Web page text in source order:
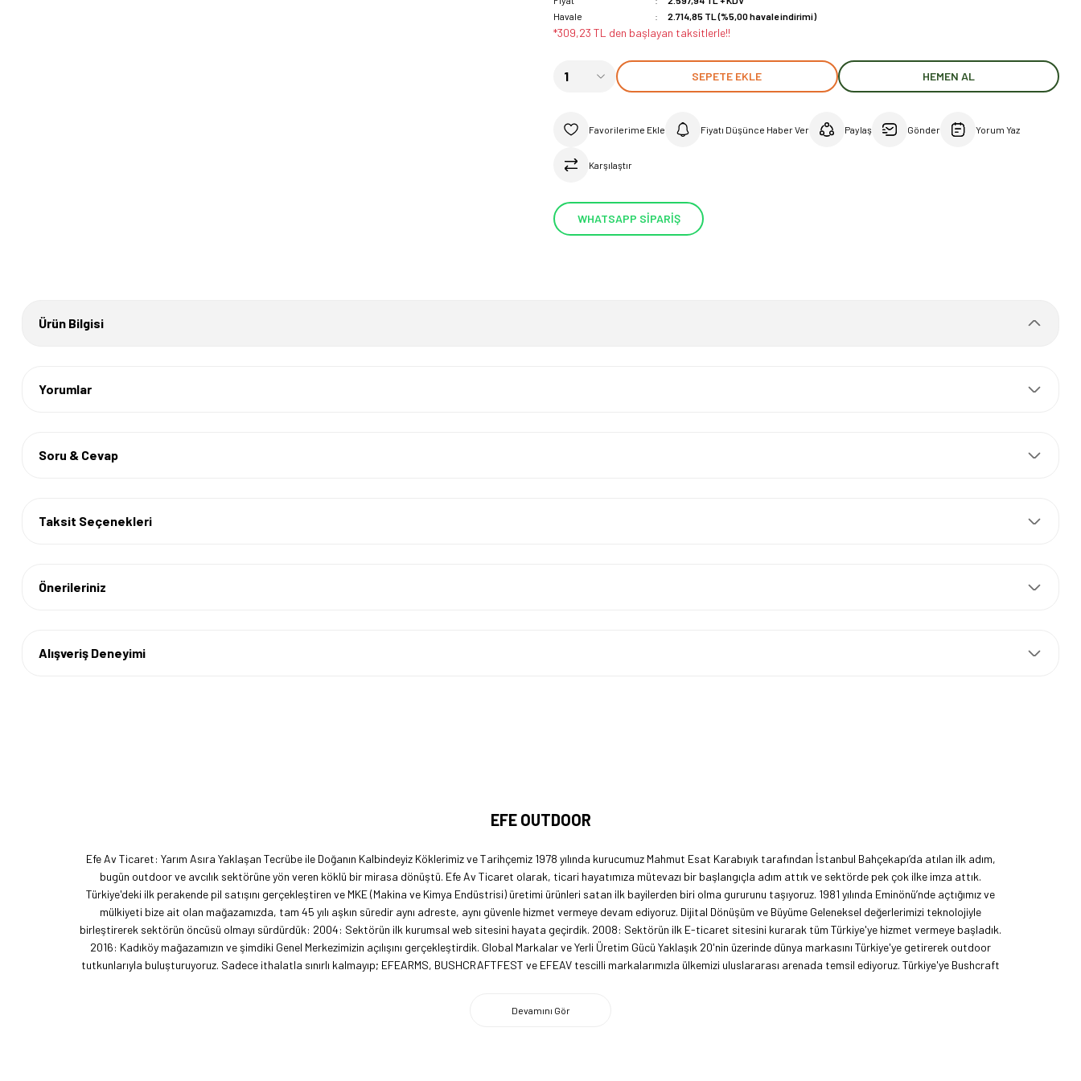
Havale
2.714,85 TL (%5,00 havale indirimi)
*309,23 TL den başlayan taksitlerle!!
SEPETE EKLE HEMEN AL
Fiyatı Düşünce Haber Ver Paylaş Gönder Yorum Yaz
Karşılaştır
WHATSAPP SİPARİŞ
Ürün Bilgisi
Yorumlar
Soru & Cevap
Taksit Seçenekleri
Önerileriniz
Alışveriş Deneyimi
EFE OUTDOOR
Efe Av Ticaret: Yarım Asıra Yaklaşan Tecrübe ile Doğanın Kalbindeyiz Köklerimiz ve Tarihçemiz 1978 yılında kurucumuz Mahmut Esat Karabıyık tarafından İstanbul Bahçekapı’da atılan ilk adım,
bugün outdoor ve avcılık sektörüne yön veren köklü bir mirasa dönüştü. Efe Av Ticaret olarak, ticari hayatımıza mütevazı bir başlangıçla adım attık ve sektörde pek çok ilke imza attık.
Türkiye'deki ilk perakende pil satışını gerçekleştiren ve MKE (Makina ve Kimya Endüstrisi) üretimi ürünleri satan ilk bayilerden biri olma gururunu taşıyoruz. 1981 yılında Eminönü’nde açtığımız ve
mülkiyeti bize ait olan mağazamızda, tam 45 yılı aşkın süredir aynı adreste, aynı güvenle hizmet vermeye devam ediyoruz. Dijital Dönüşüm ve Büyüme Geleneksel değerlerimizi teknolojiyle
birleştirerek sektörün öncüsü olmayı sürdürdük: 2004: Sektörün ilk kurumsal web sitesini hayata geçirdik. 2008: Sektörün ilk E-ticaret sitesini kurarak tüm Türkiye'ye hizmet vermeye başladık.
2016: Kadıköy mağazamızın ve şimdiki Genel Merkezimizin açılışını gerçekleştirdik. Global Markalar ve Yerli Üretim Gücü Yaklaşık 20'nin üzerinde dünya markasını Türkiye'ye getirerek outdoor
tutkunlarıyla buluşturuyoruz. Sadece ithalatla sınırlı kalmayıp; EFEARMS, BUSHCRAFTFEST ve EFEAV tescilli markalarımızla ülkemizi uluslararası arenada temsil ediyoruz. Türkiye'ye Bushcraft
tecrübemizle, doğaya tutkun herkesin yol arkadaşı olmaktan gurur duyuyoruz.